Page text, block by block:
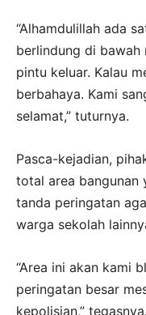
“Alhamdulillah ada
berlindung di bawah
pintu keluar. Kalau
berbahaya. Kami
selamat,” tuturnya.
Pasca-kejadian,
total area bangunan
tanda peringatan
warga sekolah
“Area ini akan kami
peringatan besar
kepolisian,” tegasnya.